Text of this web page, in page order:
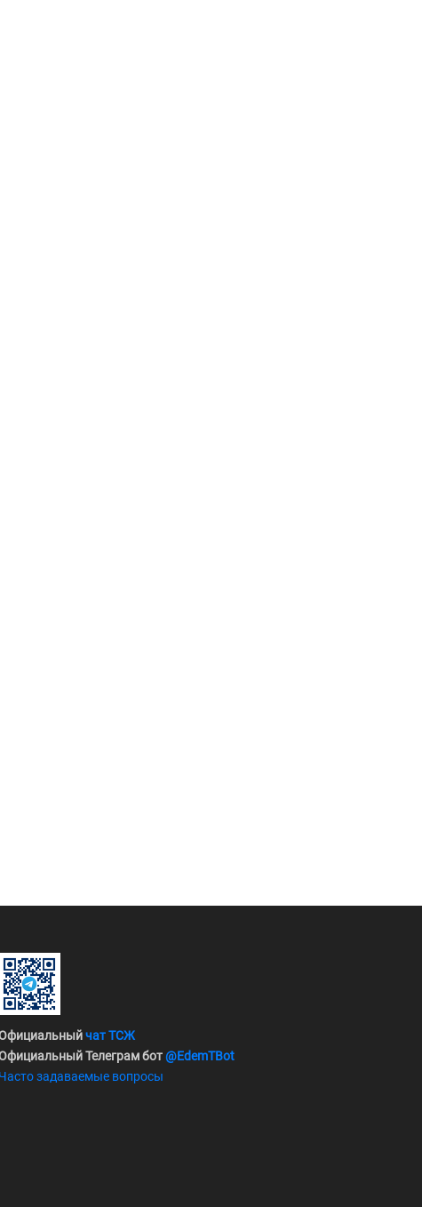
чат ТСЖ
Телеграм бот@EdemTBot
Часто задаваемые вопросы